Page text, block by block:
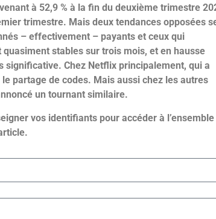
à 52,9 % à la fin du deuxième trimestre
trimestre. Mais deux tendances opposées
– effectivement – payants et ceux qui
stables sur trois mois, et en hausse
significative. Chez Netflix principalement, qui a
partage de codes. Mais aussi chez les autres
un tournant similaire.
vos identifiants pour accéder à l’ensemble